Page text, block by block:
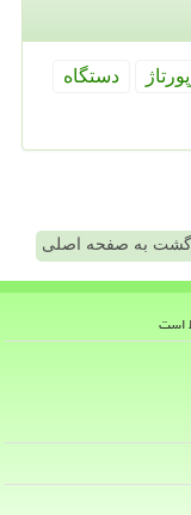
دستگاه
به صفحه اصلی